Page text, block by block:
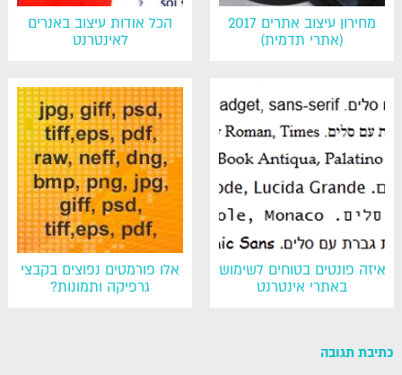
מחירון עיצוב אתרים 2017
(אתרי תדמית)
הכל אודות עיצוב באנרים
לאינטרנט
איזה פונטים בטוחים לשימוש
באתרי אינטרנט
אלו פורמטים נפוצים בקבצי
גרפיקה ותמונות?
כתיבת תגובה